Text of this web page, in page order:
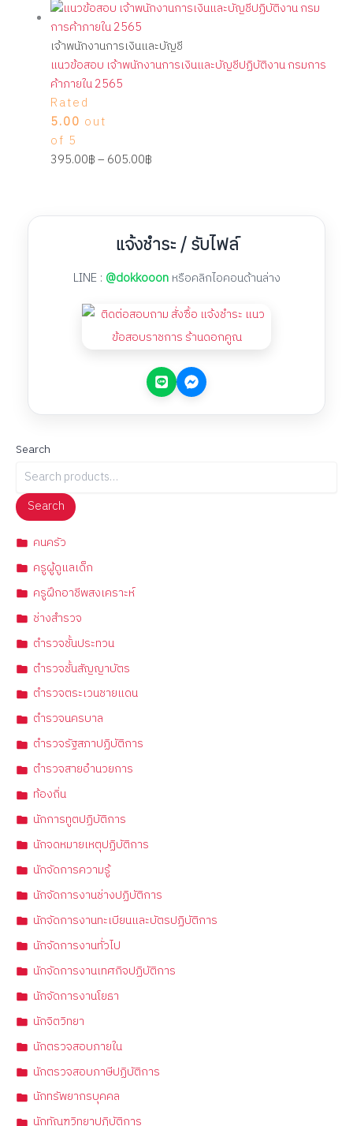
เจ้าพนักงานการเงินและบัญชี
แนวข้อสอบ เจ้าพนักงานการเงินและบัญชีปฏิบัติงาน กรมการ
ค้าภายใน 2565
Rated
5.00 out
of 5
395.00฿– 605.00฿
แจ้งชำระ / รับไฟล์
LINE : @dokkooon หรือคลิกไอคอนด้านล่าง
Search
Search
คนครัว
ครูผู้ดูแลเด็ก
ครูฝึกอาชีพสงเคราะห์
ช่างสำรวจ
ตำรวจชั้นประทวน
ตำรวจชั้นสัญญาบัตร
ตำรวจตระเวนชายแดน
ตำรวจนครบาล
ตำรวจรัฐสภาปฏิบัติการ
ตำรวจสายอำนวยการ
ท้องถิ่น
นักการทูตปฏิบัติการ
นักจดหมายเหตุปฏิบัติการ
นักจัดการความรู้
นักจัดการงานช่างปฏิบัติการ
นักจัดการงานทะเบียนและบัตรปฏิบัติการ
นักจัดการงานทั่วไป
นักจัดการงานเทศกิจปฏิบัติการ
นักจัดการงานโยธา
นักจิตวิทยา
นักตรวจสอบภายใน
นักตรวจสอบภาษีปฏิบัติการ
นักทรัพยากรบุคคล